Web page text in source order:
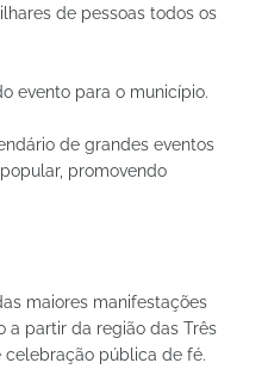
de pessoas todos os
evento para o município.
de grandes eventos
promovendo
maiores manifestações
a partir da região das Três
celebração pública de fé.